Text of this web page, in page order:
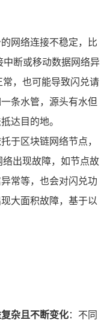
网络连接不稳定，比
中断或移动数据网络异
，也可能导致闪兑请
条水管，源头有水但
达目的地。
于区块链网络节点，
出现故障，如节点故
常等，也会对闪兑功
大面积故障，基于以
杂且不断变化：不同